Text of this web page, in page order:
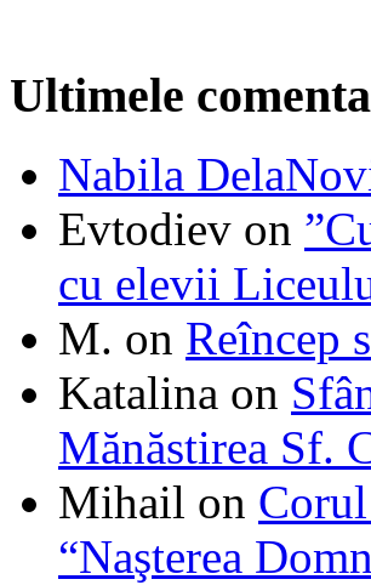
Ultimele
Nabila
Evtodiev on
cu elevii
M. on Reîncep
Katalina on
Mănăstirea Sf.
Mihail on
“Naşterea